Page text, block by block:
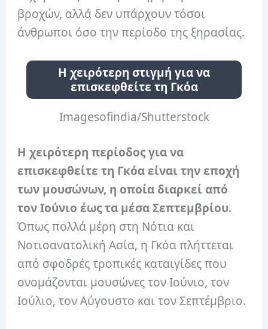
βροχών, αλλά δεν υπάρχουν τόσοι
άνθρωποι όσο την περίοδο της ξηρασίας.
Η χειρότερη στιγμή για να
επισκεφθείτε τη Γκόα
Imagesofindia/Shutterstock
Η χειρότερη περίοδος για να
επισκεφθείτε τη Γκόα είναι την εποχή
των μουσώνων, η οποία διαρκεί από
τον Ιούνιο έως τα μέσα Σεπτεμβρίου.
Όπως πολλά μέρη στη Νότια και
Νοτιοανατολική Ασία, η Γκόα πλήττεται
από σφοδρές τροπικές καταιγίδες που
ονομάζονται μουσώνες τον Ιούνιο, τον
Ιούλιο, τον Αύγουστο και τον Σεπτέμβριο.